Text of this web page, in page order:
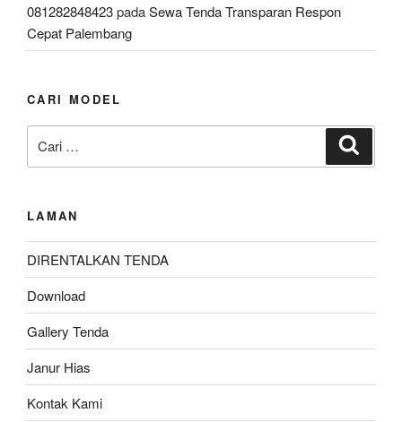
081282848423padaSewa Tenda Transparan Respon
Cepat Palembang
CARI MODEL
untuk:
LAMAN
DIRENTALKAN TENDA
Download
Gallery Tenda
Janur Hias
Kontak Kami